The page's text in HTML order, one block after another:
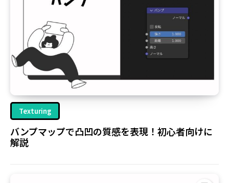
Texturing
バンプマップで凸凹の質感を表現！初心者向けに
解説